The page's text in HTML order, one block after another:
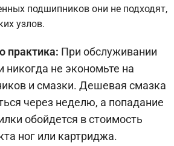
подшипников они не подходят,
узлов.
практика: При обслуживании
никогда не экономьте на
и смазки. Дешевая смазка
через неделю, а попадание
обойдется в стоимость
ног или картриджа.